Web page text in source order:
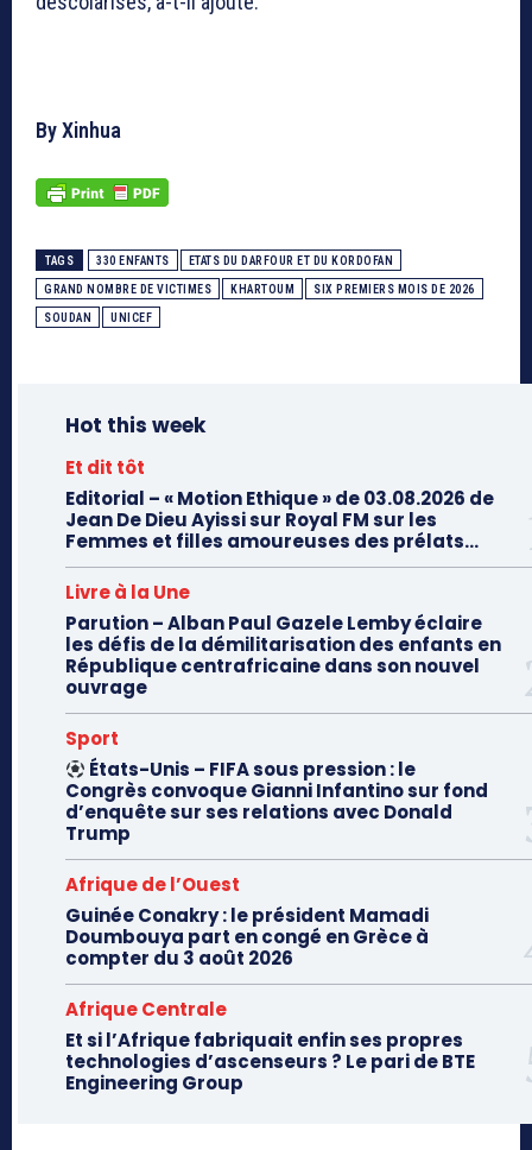
By Xinhua
TAGS 330 ENFANTS ETATS DU DARFOUR ET DU KORDOFAN
GRAND NOMBRE DE VICTIMES KHARTOUM SIX PREMIERS MOIS DE 2026
SOUDAN UNICEF
Hot this week
Et dit tôt
Editorial – « Motion Ethique » de 03.08.2026 de
Jean De Dieu Ayissi sur Royal FM sur les
Femmes et filles amoureuses des prélats...
Livre à la Une
Parution – Alban Paul Gazele Lemby éclaire
les défis de la démilitarisation des enfants en
République centrafricaine dans son nouvel
ouvrage
Sport
États-Unis – FIFA sous pression : le
Congrès convoque Gianni Infantino sur fond
d’enquête sur ses relations avec Donald
Trump
Afrique de l’Ouest
Guinée Conakry : le président Mamadi
Doumbouya part en congé en Grèce à
compter du 3 août 2026
Afrique Centrale
Et si l’Afrique fabriquait enfin ses propres
technologies d’ascenseurs ? Le pari de BTE
Engineering Group